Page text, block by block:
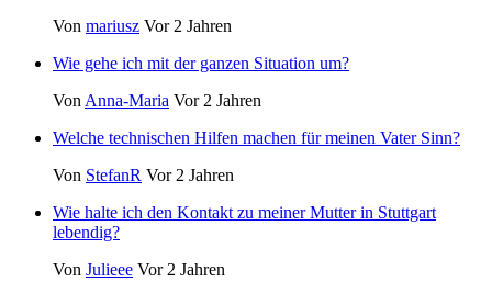
Von mariusz Vor 2 Jahren
Wie gehe ich mit der ganzen Situation um?
Von Anna-Maria Vor 2 Jahren
Welche technischen Hilfen machen für meinen Vater Sinn?
Von StefanR Vor 2 Jahren
Wie halte ich den Kontakt zu meiner Mutter in Stuttgart
lebendig?
Von Julieee Vor 2 Jahren